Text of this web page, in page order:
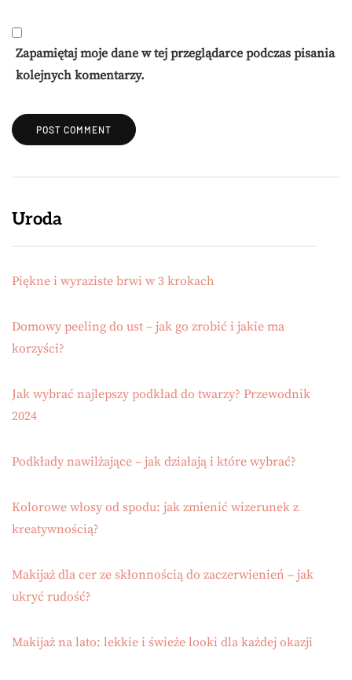
Zapamiętaj moje dane w tej przeglądarce podczas pisania
kolejnych komentarzy.
Uroda
Piękne i wyraziste brwi w 3 krokach
Domowy peeling do ust – jak go zrobić i jakie ma
korzyści?
Jak wybrać najlepszy podkład do twarzy? Przewodnik
2024
Podkłady nawilżające – jak działają i które wybrać?
Kolorowe włosy od spodu: jak zmienić wizerunek z
kreatywnością?
Makijaż dla cer ze skłonnością do zaczerwienień – jak
ukryć rudość?
Makijaż na lato: lekkie i świeże looki dla każdej okazji